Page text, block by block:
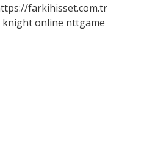
farkihisset.com.tr
knight online nttgame